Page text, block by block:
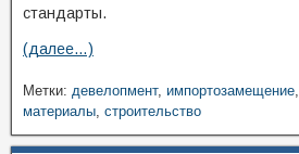
стандарты.
(далее…)
Метки: девелопмент, импортозамещение,
материалы, строительство